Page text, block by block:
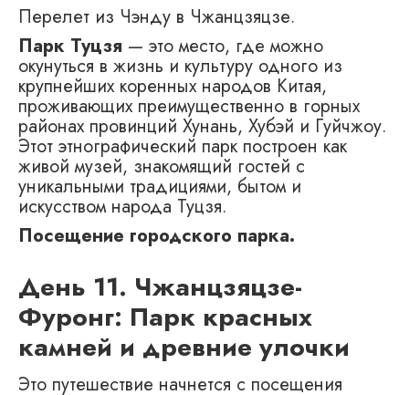
Перелет из Чэнду в Чжанцзяцзе.
Парк Туцзя — это место, где можно
окунуться в жизнь и культуру одного из
крупнейших коренных народов Китая,
проживающих преимущественно в горных
районах провинций Хунань, Хубэй и Гуйчжоу.
Этот этнографический парк построен как
живой музей, знакомящий гостей с
уникальными традициями, бытом и
искусством народа Туцзя.
Посещение городского парка.
День 11. Чжанцзяцзе-
Фуронг: Парк красных
камней и древние улочки
Это путешествие начнется с посещения